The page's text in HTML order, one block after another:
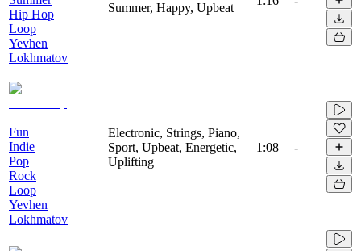
Hip Hop
Loop
Yevhen
Lokhmatov
Summer, Happy, Upbeat
Fun
Indie
Pop
Rock
Loop
Yevhen
Lokhmatov
Electronic, Strings, Piano,
Sport, Upbeat, Energetic,
Uplifting
1:08 -